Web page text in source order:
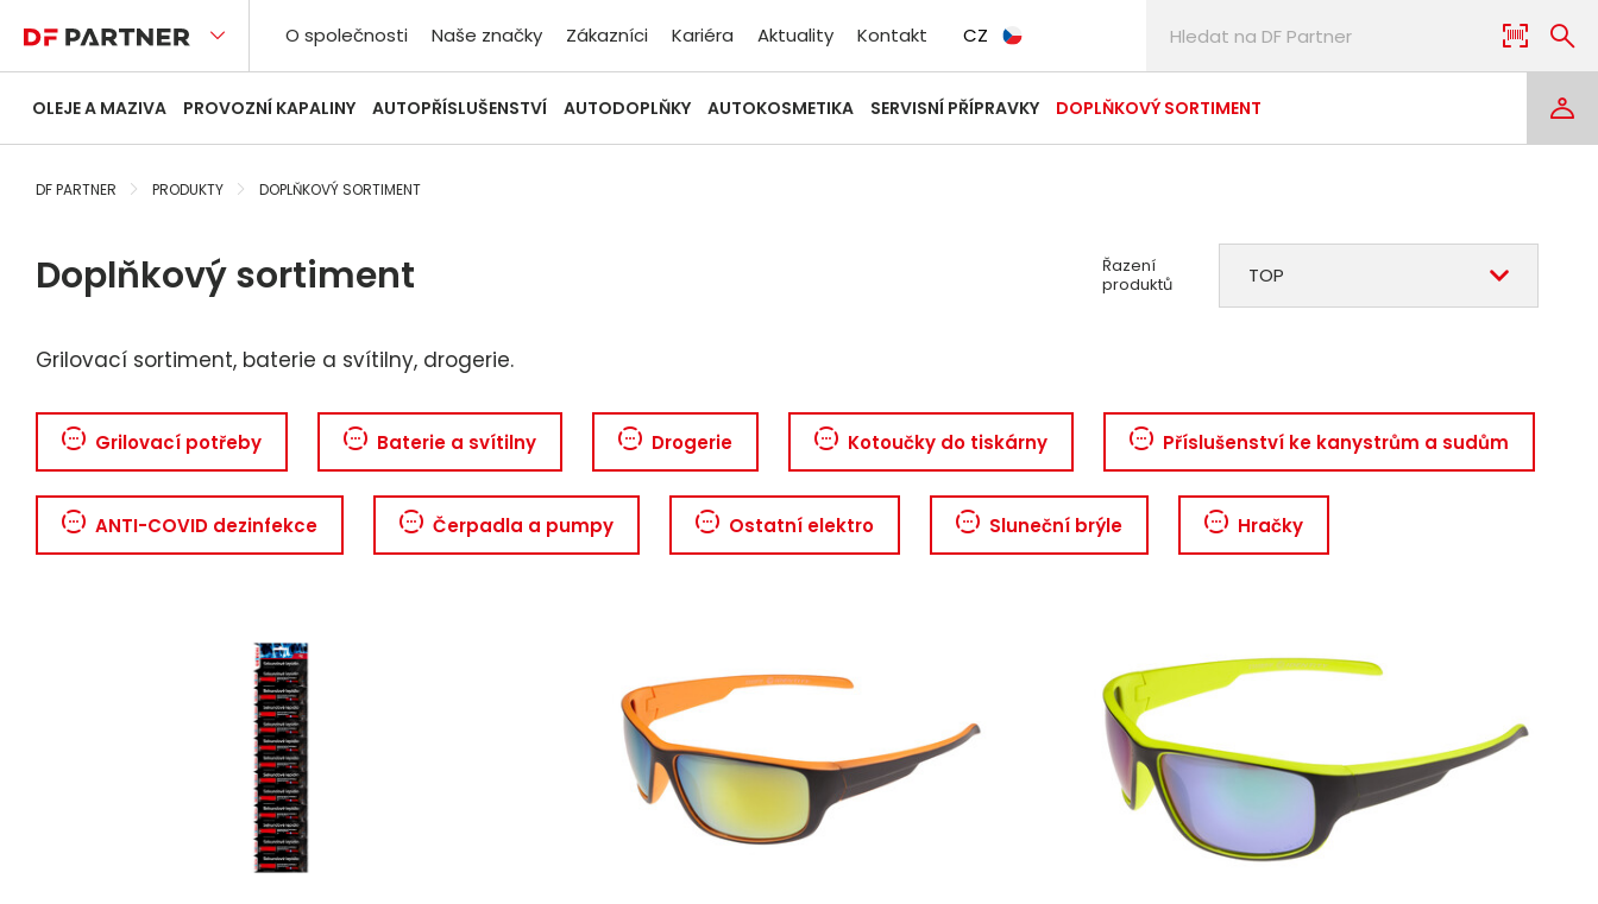
O společnosti Naše značky Zákazníci Kariéra Aktuality Kontakt CZ
OLEJE A MAZIVA PROVOZNÍ KAPALINY AUTOPŘÍSLUŠENSTVÍ AUTODOPLŇKY AUTOKOSMETIKA SERVISNÍ PŘÍPRAVKY DOPLŇKOVÝ SORTIMENT
DF PARTNER PRODUKTY DOPLŇKOVÝ SORTIMENT
Doplňkový sortiment
Řazení
produktů
TOP
Grilovací sortiment, baterie a svítilny, drogerie.
Grilovací potřeby Baterie a svítilny Drogerie Kotoučky do tiskárny Příslušenství ke kanystrům a sudům
ANTI-COVID dezinfekce Čerpadla a pumpy Ostatní elektro Sluneční brýle Hračky